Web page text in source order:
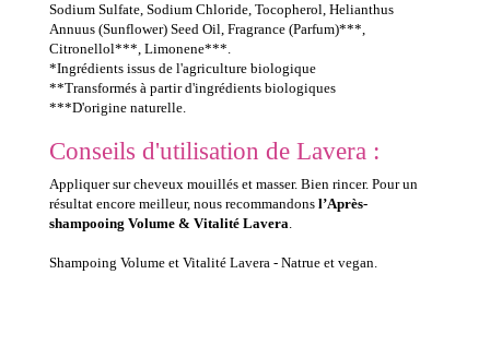
Sodium Sulfate, Sodium Chloride, Tocopherol, Helianthus
Annuus (Sunflower) Seed Oil, Fragrance (Parfum)***,
Citronellol***, Limonene***.
*Ingrédients issus de l'agriculture biologique
**Transformés à partir d'ingrédients biologiques
***D'origine naturelle.
Conseils d'utilisation de Lavera :
Appliquer sur cheveux mouillés et masser. Bien rincer. Pour un
résultat encore meilleur, nous recommandons l’Après-
shampooing Volume & Vitalité Lavera.
Shampoing Volume et Vitalité Lavera - Natrue et vegan.